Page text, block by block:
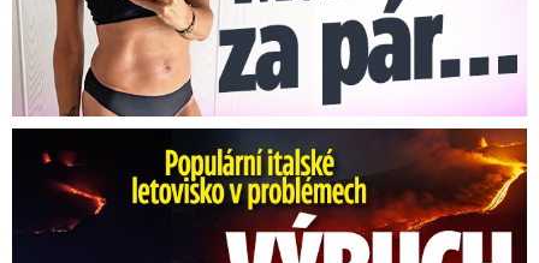
Erupce sicilské sopky Etny: Ruší desítky letů